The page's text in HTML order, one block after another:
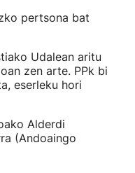
pertsona bat
Udalean aritu
zen arte. PPk bi
eserleku hori
Alderdi
(Andoaingo